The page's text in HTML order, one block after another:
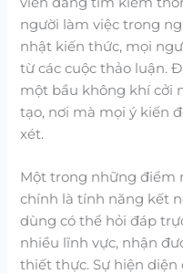
người làm việc trong
nhật kiến thức, mọi
từ các cuộc thảo luận.
một bầu không khí cởi
tạo, nơi mà mọi ý kiến
xét.
Một trong những điểm
chính là tính năng kết
dùng có thể hỏi đáp
nhiều lĩnh vực, nhận
thiết thực. Sự hiện diện